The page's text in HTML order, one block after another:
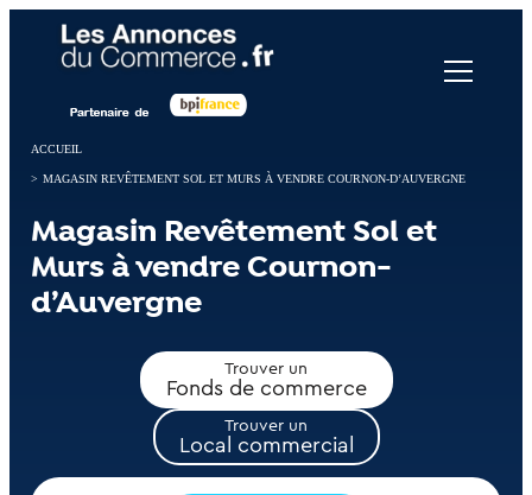
ACCUEIL
> MAGASIN REVÊTEMENT SOL ET MURS À VENDRE COURNON-D’AUVERGNE
Magasin Revêtement Sol et
Murs à vendre Cournon-
d’Auvergne
Trouver un
Fonds de commerce
Trouver un
Local commercial
Panneau de gestion des cookies